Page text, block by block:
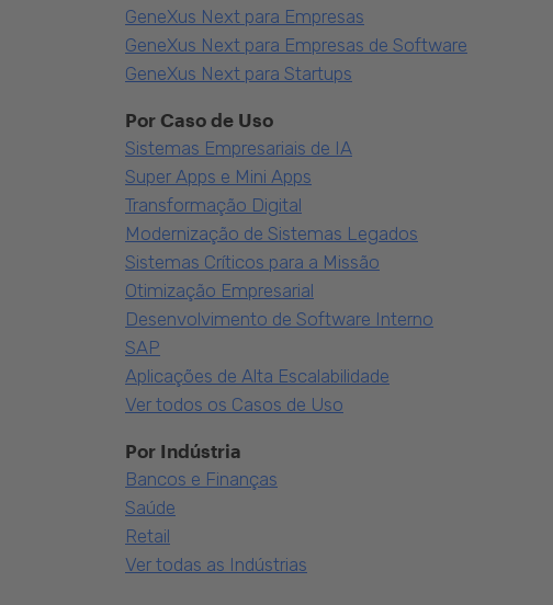
GeneXus Next para Empresas
GeneXus Next para Empresas de Software
GeneXus Next para Startups
Por Caso de Uso
Sistemas Empresariais de IA
Super Apps e Mini Apps
Transformação Digital
Modernização de Sistemas Legados
Sistemas Críticos para a Missão
Otimização Empresarial
Desenvolvimento de Software Interno
SAP
Aplicações de Alta Escalabilidade
Ver todos os Casos de Uso
Por Indústria
Bancos e Finanças
Saúde
Retail
Ver todas as Indústrias